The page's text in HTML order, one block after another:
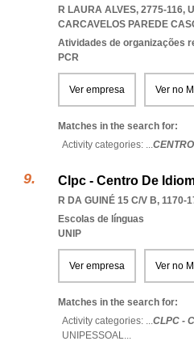
R LAURA ALVES, 2775-116,
CARCAVELOS PAREDE
Atividades de organizações
PCR
Ver empresa Ver no
Matches in the search for:
Activity categories: ...
Clpc - Centro De
R DA GUINÉ 15 C/V B, 1170-
Escolas de línguas
UNIP
Ver empresa Ver no
Matches in the search for:
Activity categories: ...CLPC -
UNIPESSOAL...